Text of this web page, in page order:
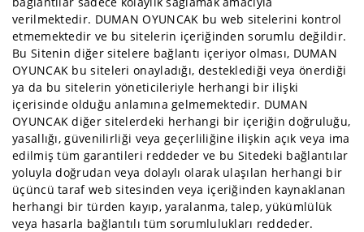
verilmektedir. DUMAN OYUNCAK bu web sitelerini kontrol
etmemektedir ve bu sitelerin içeriğinden sorumlu değildir.
Bu Sitenin diğer sitelere bağlantı içeriyor olması, DUMAN
OYUNCAK bu siteleri onayladığı, desteklediği veya önerdiği
ya da bu sitelerin yöneticileriyle herhangi bir ilişki
içerisinde olduğu anlamına gelmemektedir. DUMAN
OYUNCAK diğer sitelerdeki herhangi bir içeriğin doğruluğu,
yasallığı, güvenilirliği veya geçerliliğine ilişkin açık veya ima
edilmiş tüm garantileri reddeder ve bu Sitedeki bağlantılar
yoluyla doğrudan veya dolaylı olarak ulaşılan herhangi bir
üçüncü taraf web sitesinden veya içeriğinden kaynaklanan
herhangi bir türden kayıp, yaralanma, talep, yükümlülük
veya hasarla bağlantılı tüm sorumlulukları reddeder.